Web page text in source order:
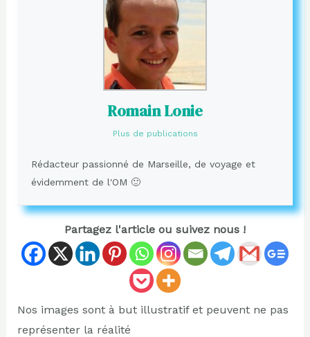
Romain Lonie
Plus de publications
Rédacteur passionné de Marseille, de voyage et
évidemment de l'OM 🙂
Partagez l'article ou suivez nous !
Nos images sont à but illustratif et peuvent ne pas
représenter la réalité